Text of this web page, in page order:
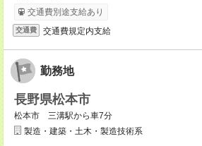
交通費別途支給あり
交通費 交通費規定内支給
勤務地
長野県松本市
松本市 三溝駅から車7分
製造・建築・土木・製造技術系